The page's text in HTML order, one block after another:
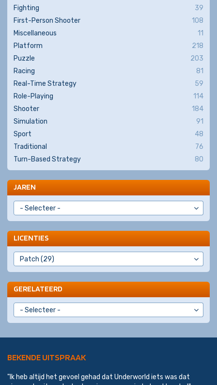
Fighting
39
First-Person Shooter
108
Miscellaneous
11
Platform
218
Puzzle
203
Racing
81
Real-Time Strategy
59
Role-Playing
114
Shooter
184
Simulation
91
Sport
48
Traditional
76
Turn-Based Strategy
80
JAREN
LICENTIES
GERELATEERD
BEKENDE UITSPRAAK
"Ik heb altijd het gevoel gehad dat Underworld iets was dat